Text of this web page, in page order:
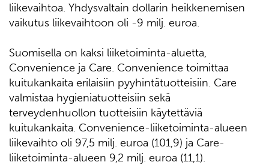
liikevaihtoa. Yhdysvaltain dollarin heikkenemisen
vaikutus liikevaihtoon oli -9 milj. euroa.
Suomisella on kaksi liiketoiminta-aluetta,
Convenience ja Care. Convenience toimittaa
kuitukankaita erilaisiin pyyhintätuotteisiin. Care
valmistaa hygieniatuotteisiin sekä
terveydenhuollon tuotteisiin käytettäviä
kuitukankaita. Convenience-liiketoiminta-alueen
liikevaihto oli 97,5 milj. euroa (101,9) ja Care-
liiketoiminta-alueen 9,2 milj. euroa (11,1).